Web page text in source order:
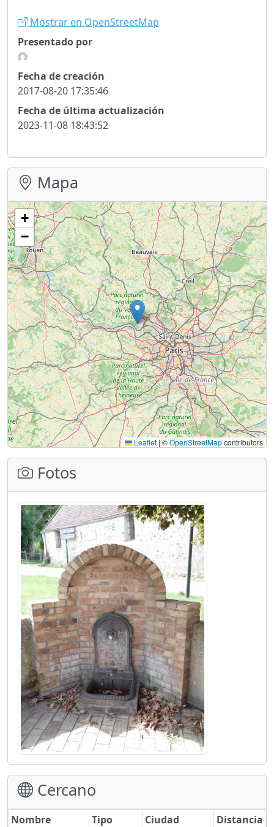
Mostrar en OpenStreetMap
Presentado por
Fecha de creación
2017-08-20 17:35:46
Fecha de última actualización
2023-11-08 18:43:52
Mapa
+
−
Leaflet | ©OpenStreetMapcontributors
Fotos
Cercano
Nombre Tipo Ciudad Distancia